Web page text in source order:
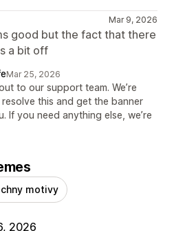
Mar 9, 2026
good but the fact that there
a bit off
Mar 25, 2026
to our support team. We’re
this and get the banner
If you need anything else, we’re
motivy
2026